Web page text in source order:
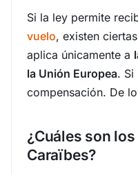
Si la ley permite
vuelo, existen
aplica únicamente a
la Unión Europea. Si
compensación. De
¿Cuáles son
Caraïbes?